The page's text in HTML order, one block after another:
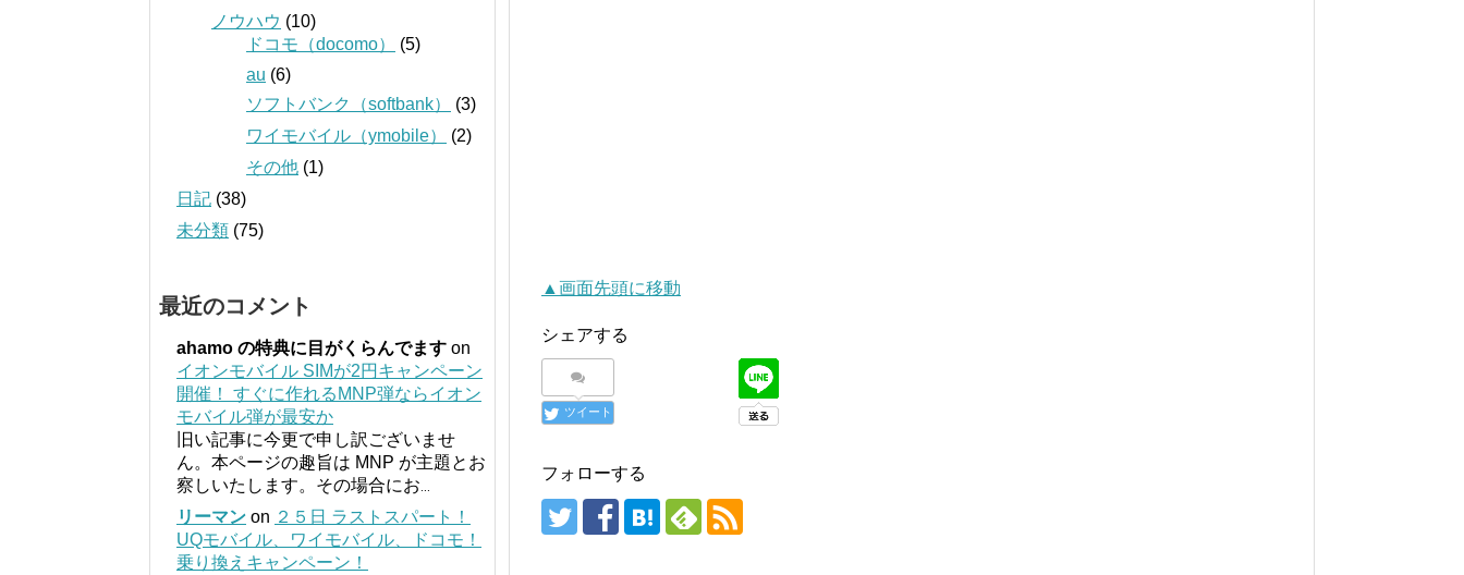
▲画面先頭に移動
シェアする
ツイート
フォローする
ノウハウ (10)
ドコモ（docomo）
(5)
au (6)
ソフトバンク（softbank）
(3)
ワイモバイル（ymobile）
(2)
その他 (1)
日記 (38)
未分類 (75)
最近のコメント
ahamo の特典に目がくらんでます on
イオンモバイル SIMが2円キャンペーン
開催！ すぐに作れるMNP弾ならイオン
モバイル弾が最安か
旧い記事に今更で申し訳ございませ
ん。本ページの趣旨は MNP が主題とお
察しいたします。その場合にお
リーマン on ２５日 ラストスパート！
UQモバイル、ワイモバイル、ドコモ！
乗り換えキャンペーン！